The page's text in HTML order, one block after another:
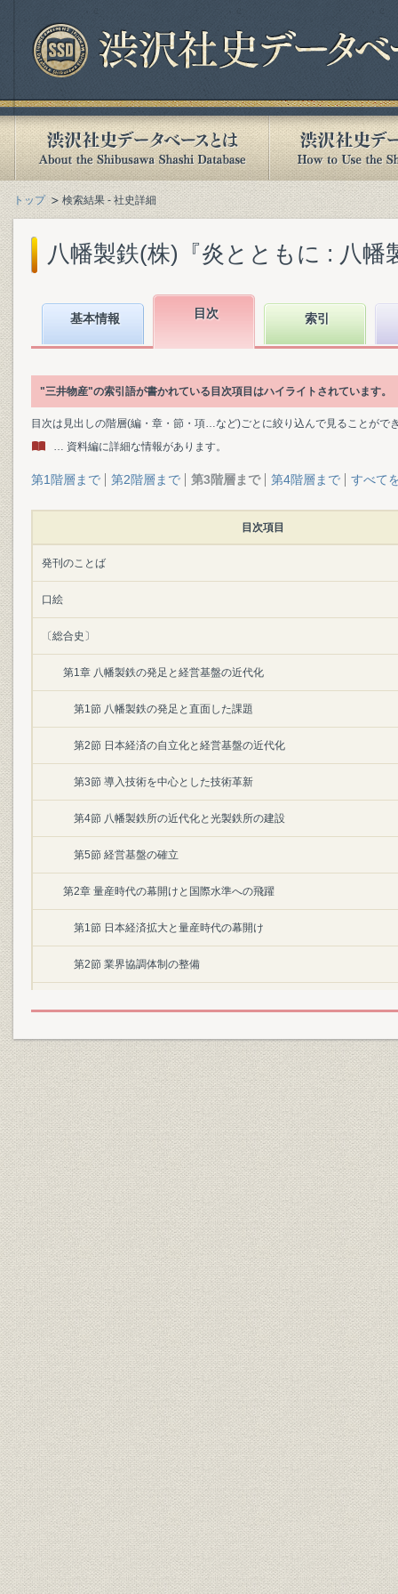
トップ 検索結果 - 社史詳細
八幡製鉄(株)『炎とともに : 八幡
基本情報 目次 索引
"三井物産"の索引語が書かれている目次項目はハイライトされています。
目次は見出しの階層(編・章・節・項…など)ごとに絞り込んで見ることがで
… 資料編に詳細な情報があります。
第1階層まで 第2階層まで 第3階層まで 第4階層まで すべて
目次項目
発刊のことば
口絵
〔総合史〕
第1章 八幡製鉄の発足と経営基盤の近代化
第1節 八幡製鉄の発足と直面した課題
第2節 日本経済の自立化と経営基盤の近代化
第3節 導入技術を中心とした技術革新
第4節 八幡製鉄所の近代化と光製鉄所の建設
第5節 経営基盤の確立
第2章 量産時代の幕開けと国際水準への飛躍
第1節 日本経済拡大と量産時代の幕開け
第2節 業界協調体制の整備
第4節 国際的視野に立った研究体制の確立
第5節 良好な労使関係の樹立
第6節 総合力における国際水準への飛躍
第3章 消費地立地の展開と世界市場への進出
第1節 激動時代の超克
第2節 エンジニアリング事業の発足
第3節 堺製鉄所の建設
第4節 新しい市場の追求
第5節 鉄鉱石安定供給源の確保
第6節 操業技術の飛躍的向上
第7節 技術革新に対応する教育体制
第8節 近代的管理方式の定着と発展
第4章 鉄鋼業の大型化、国際化と安定成長への模索
第1節 日本経済繁栄の長期化と鉄鋼業の大型化、国際化
第2節 君津製鉄所の建設
第3節 八幡製鉄所マスタープランの策定